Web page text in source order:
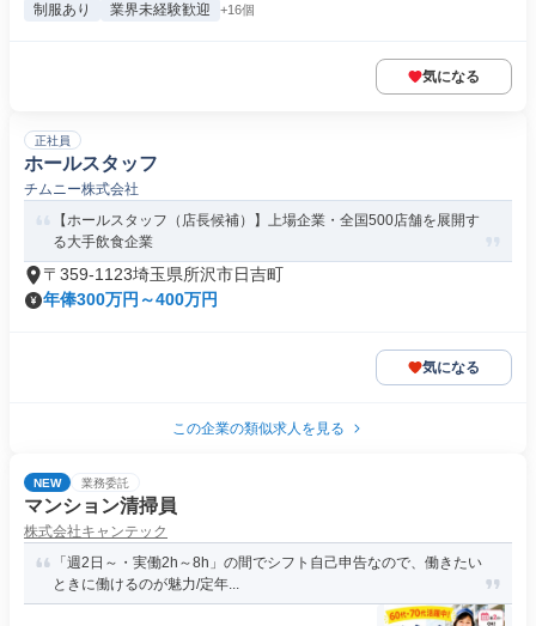
制服あり 業界未経験歓迎 +16個
気になる
正社員
ホールスタッフ
チムニー株式会社
【ホールスタッフ（店長候補）】上場企業・全国500店舗を展開す
る大手飲食企業
〒359-1123埼玉県所沢市日吉町
年俸300万円～400万円
気になる
この企業の類似求人を見る
NEW 業務委託
マンション清掃員
株式会社キャンテック
「週2日～・実働2h～8h」の間でシフト自己申告なので、働きたい
ときに働けるのが魅力/定年...